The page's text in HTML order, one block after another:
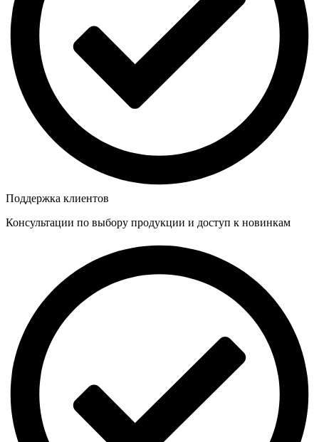
Поддержка клиентов
Консультации по выбору продукции и доступ к новинкам